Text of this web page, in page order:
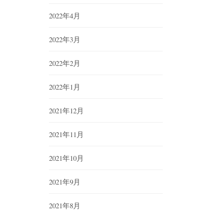
2022年4月
2022年3月
2022年2月
2022年1月
2021年12月
2021年11月
2021年10月
2021年9月
2021年8月